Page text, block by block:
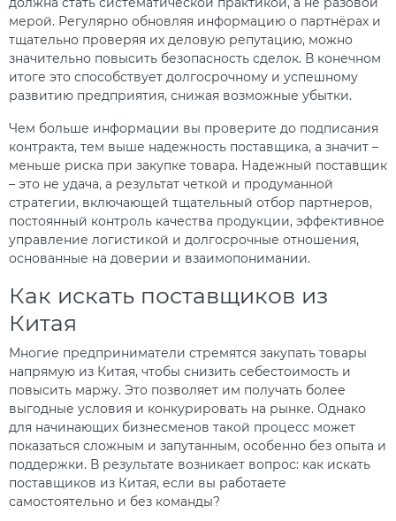
мерой. Регулярно обновляя информацию о партнёрах и
тщательно проверяя их деловую репутацию, можно
значительно повысить безопасность сделок. В конечном
итоге это способствует долгосрочному и успешному
развитию предприятия, снижая возможные убытки.
Чем больше информации вы проверите до подписания
контракта, тем выше надежность поставщика, а значит –
меньше риска при закупке товара. Надежный поставщик
– это не удача, а результат четкой и продуманной
стратегии, включающей тщательный отбор партнеров,
постоянный контроль качества продукции, эффективное
управление логистикой и долгосрочные отношения,
основанные на доверии и взаимопонимании.
Как искать поставщиков из
Китая
Многие предприниматели стремятся закупать товары
напрямую из Китая, чтобы снизить себестоимость и
повысить маржу. Это позволяет им получать более
выгодные условия и конкурировать на рынке. Однако
для начинающих бизнесменов такой процесс может
показаться сложным и запутанным, особенно без опыта и
поддержки. В результате возникает вопрос: как искать
поставщиков из Китая, если вы работаете
самостоятельно и без команды?